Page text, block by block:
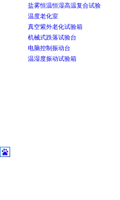
盐雾恒温恒湿高温复合试验
温度老化室
真空紫外老化试验箱
机械式跌落试验台
电脑控制振动台
温湿度振动试验箱